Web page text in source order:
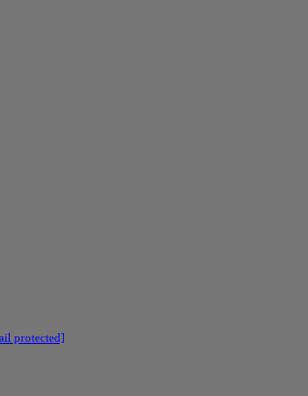
protected]